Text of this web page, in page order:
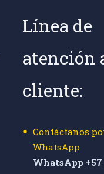
Línea de
atención
cliente:
Contáctanos
WhatsApp
WhatsApp +57